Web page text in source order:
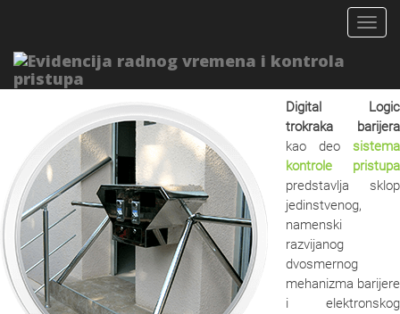
Trokraka barijera
Digital Logic
trokraka barijera
kao deo sistema
kontrole pristupa
predstavlja sklop
jedinstvenog,
namenski
razvijanog
dvosmernog
mehanizma barijere
i elektronskog